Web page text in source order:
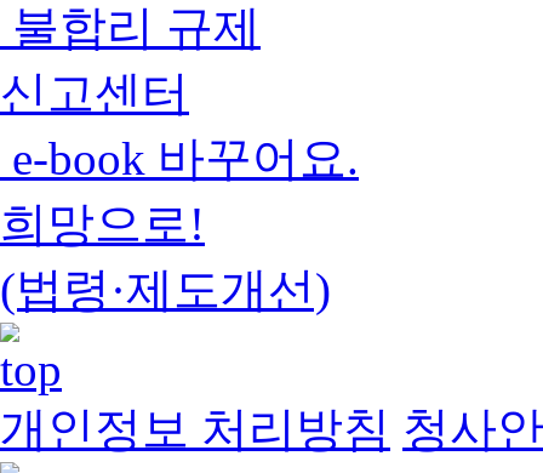
불합리 규제
신고센터
e-book 바꾸어요.
희망으로!
(법령·제도개선)
개인정보 처리방침 청사